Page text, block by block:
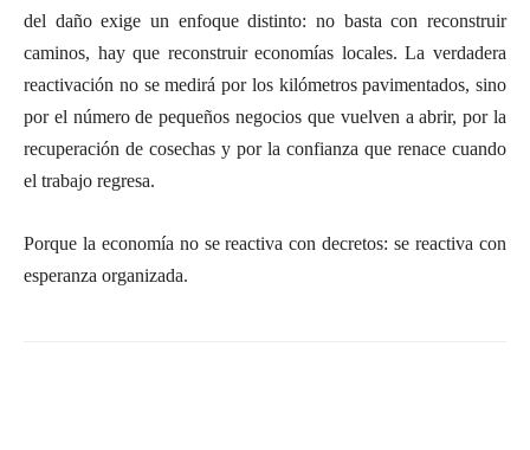
del daño exige un enfoque distinto: no basta con reconstruir
caminos, hay que reconstruir economías locales. La verdadera
reactivación no se medirá por los kilómetros pavimentados, sino
por el número de pequeños negocios que vuelven a abrir, por la
recuperación de cosechas y por la confianza que renace cuando
el trabajo regresa.
Porque la economía no se reactiva con decretos: se reactiva con
esperanza organizada.